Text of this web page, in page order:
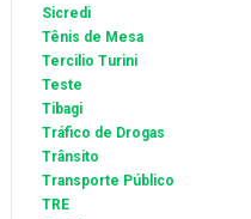
Sicredi
Tênis de Mesa
Tercilio Turini
Teste
Tibagi
Tráfico de Drogas
Trânsito
Transporte Público
TRE